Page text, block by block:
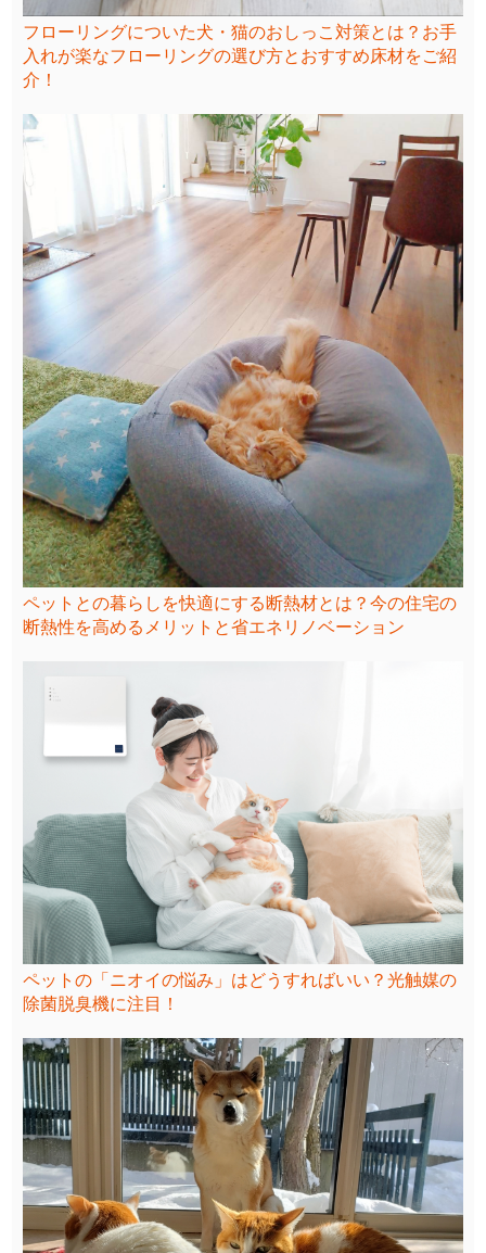
フローリングについた犬・猫のおしっこ対策とは？お手
入れが楽なフローリングの選び方とおすすめ床材をご紹
介！
ペットとの暮らしを快適にする断熱材とは？今の住宅の
断熱性を高めるメリットと省エネリノベーション
ペットの「ニオイの悩み」はどうすればいい？光触媒の
除菌脱臭機に注目！